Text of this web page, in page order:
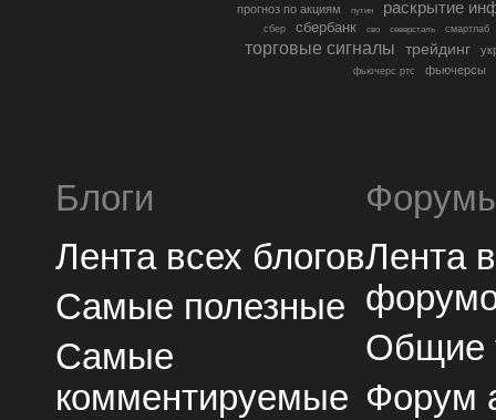
прогноз по акциям путин раскрытие
сбер сбербанк сво северсталь смартлаб
торговые сигналы трейдинг
фьючерс ртс фьючерсы
Блоги
Лента всех блогов
Самые полезные
Самые
комментируемые
Лента
Общие
Форум